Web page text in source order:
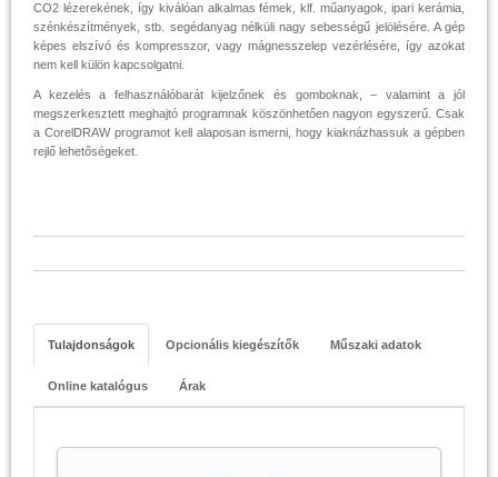
CO2 lézerekének, így kiválóan alkalmas fémek, klf. műanyagok, ipari kerámia,
szénkészítmények, stb. segédanyag nélküli nagy sebességű jelölésére. A gép
képes elszívó és kompresszor, vagy mágnesszelep vezérlésére, így azokat
nem kell külön kapcsolgatni.
A kezelés a felhasználóbarát kijelzőnek és gomboknak, – valamint a jól
megszerkesztett meghajtó programnak köszönhetően nagyon egyszerű. Csak
a CorelDRAW programot kell alaposan ismerni, hogy kiaknázhassuk a gépben
rejlő lehetőségeket.
Tulajdonságok Opcionális kiegészítők Műszaki adatok
Online katalógus Árak